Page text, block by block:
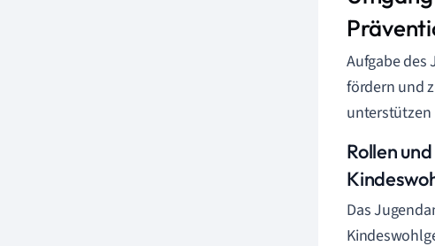
Aufgabe des
fördern und
unterstützen
Rollen
Das